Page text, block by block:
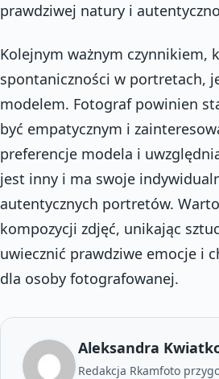
prawdziwej natury i
Kolejnym ważnym czynnikiem,
spontaniczności w portretach,
modelem. Fotograf powinien
być empatycznym i
preferencje modela i
jest inny i ma swoje
autentycznych portretów.
kompozycji zdjęć, unikając
uwiecznić prawdziwe emocje i
dla osoby fotografowanej.
Aleksandra
Redakcja Rkamfoto